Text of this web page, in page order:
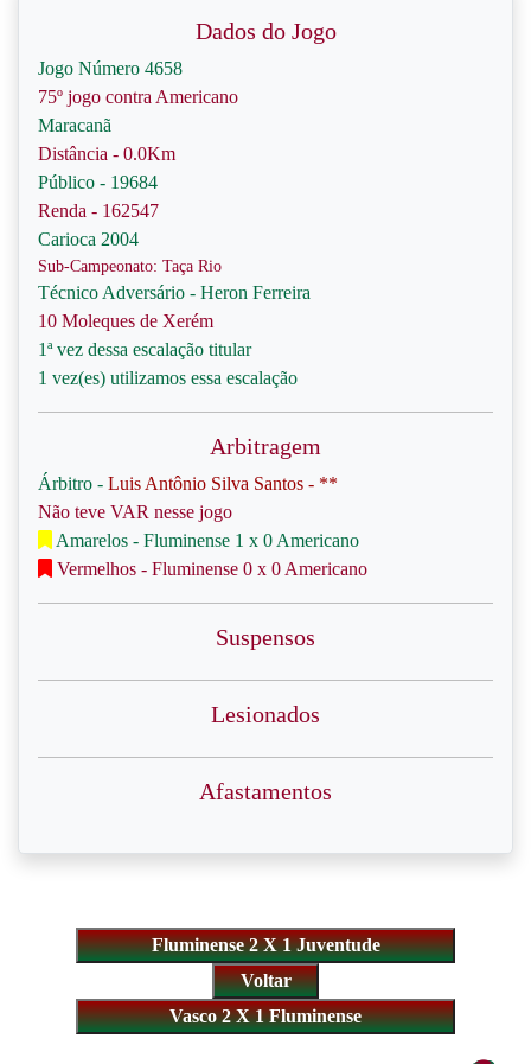
Dados do Jogo
Jogo Número 4658
75º jogo contra Americano
Maracanã
Distância - 0.0Km
Público - 19684
Renda - 162547
Carioca 2004
Sub-Campeonato: Taça Rio
Técnico Adversário - Heron Ferreira
10 Moleques de Xerém
1ª vez dessa escalação titular
1 vez(es) utilizamos essa escalação
Arbitragem
Árbitro - Luis Antônio Silva Santos - **
Não teve VAR nesse jogo
Amarelos - Fluminense 1 x 0 Americano
Vermelhos - Fluminense 0 x 0 Americano
Suspensos
Lesionados
Afastamentos